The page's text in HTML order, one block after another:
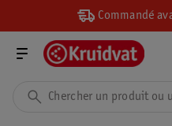
Commandé